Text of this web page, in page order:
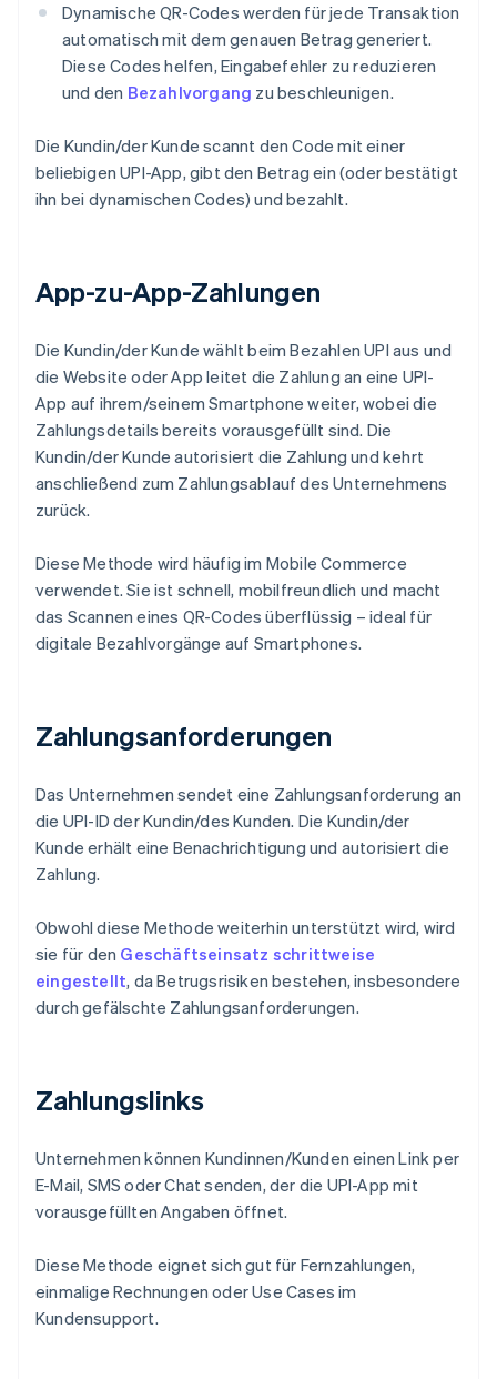
Dynamische QR-Codes werden für jede Transaktion
automatisch mit dem genauen Betrag generiert.
Diese Codes helfen, Eingabefehler zu reduzieren
und den Bezahlvorgang zu beschleunigen.
Die Kundin/der Kunde scannt den Code mit einer
beliebigen UPI-App, gibt den Betrag ein (oder bestätigt
ihn bei dynamischen Codes) und bezahlt.
App-zu-App-Zahlungen
Die Kundin/der Kunde wählt beim Bezahlen UPI aus und
die Website oder App leitet die Zahlung an eine UPI-
App auf ihrem/seinem Smartphone weiter, wobei die
Zahlungsdetails bereits vorausgefüllt sind. Die
Kundin/der Kunde autorisiert die Zahlung und kehrt
anschließend zum Zahlungsablauf des Unternehmens
zurück.
Diese Methode wird häufig im Mobile Commerce
verwendet. Sie ist schnell, mobilfreundlich und macht
das Scannen eines QR-Codes überflüssig – ideal für
digitale Bezahlvorgänge auf Smartphones.
Zahlungsanforderungen
Das Unternehmen sendet eine Zahlungsanforderung an
die UPI-ID der Kundin/des Kunden. Die Kundin/der
Kunde erhält eine Benachrichtigung und autorisiert die
Zahlung.
Obwohl diese Methode weiterhin unterstützt wird, wird
sie für den Geschäftseinsatz schrittweise
eingestellt, da Betrugsrisiken bestehen, insbesondere
durch gefälschte Zahlungsanforderungen.
Zahlungslinks
Unternehmen können Kundinnen/Kunden einen Link per
E-Mail, SMS oder Chat senden, der die UPI-App mit
vorausgefüllten Angaben öffnet.
Diese Methode eignet sich gut für Fernzahlungen,
einmalige Rechnungen oder Use Cases im
Kundensupport.